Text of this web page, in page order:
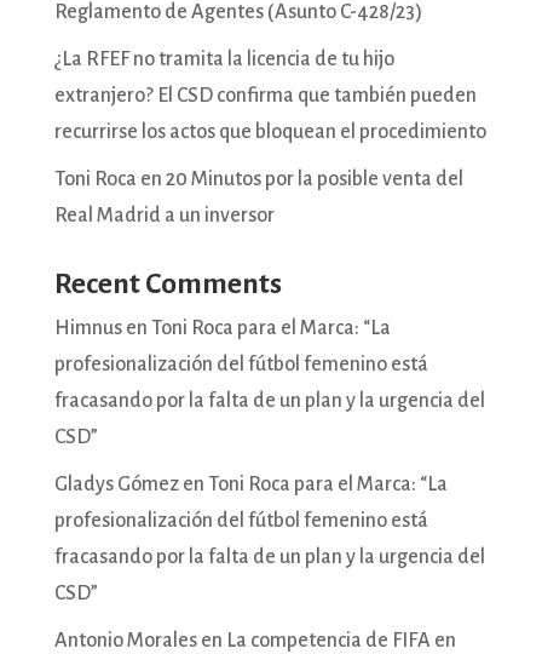
Reglamento de Agentes (Asunto C-428/23)
¿La RFEF no tramita la licencia de tu hijo
extranjero? El CSD confirma que también pueden
recurrirse los actos que bloquean el procedimiento
Toni Roca en 20 Minutos por la posible venta del
Real Madrid a un inversor
Recent Comments
Himnusen Toni Roca para el Marca: “La
profesionalización del fútbol femenino está
fracasando por la falta de un plan y la urgencia del
CSD”
Gladys Gómezen Toni Roca para el Marca: “La
profesionalización del fútbol femenino está
fracasando por la falta de un plan y la urgencia del
CSD”
Antonio Moralesen La competencia de FIFA en